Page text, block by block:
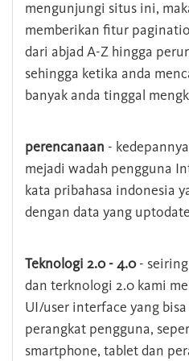
mengunjungi situs ini,
memberikan fitur
dari abjad A-Z hingga
sehingga ketika anda
banyak anda tinggal
perencanaan -
mejadi wadah pengguna
kata pribahasa indonesia
dengan data yang
Teknologi 2.0 - 4.0- seiring
dan terknologi 2.0 kami
UI/user interface yang
perangkat pengguna,
smartphone, tablet dan